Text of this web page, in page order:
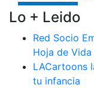
Lo + Leido
Red Socio
Hoja de Vida
LACartoons
tu infancia